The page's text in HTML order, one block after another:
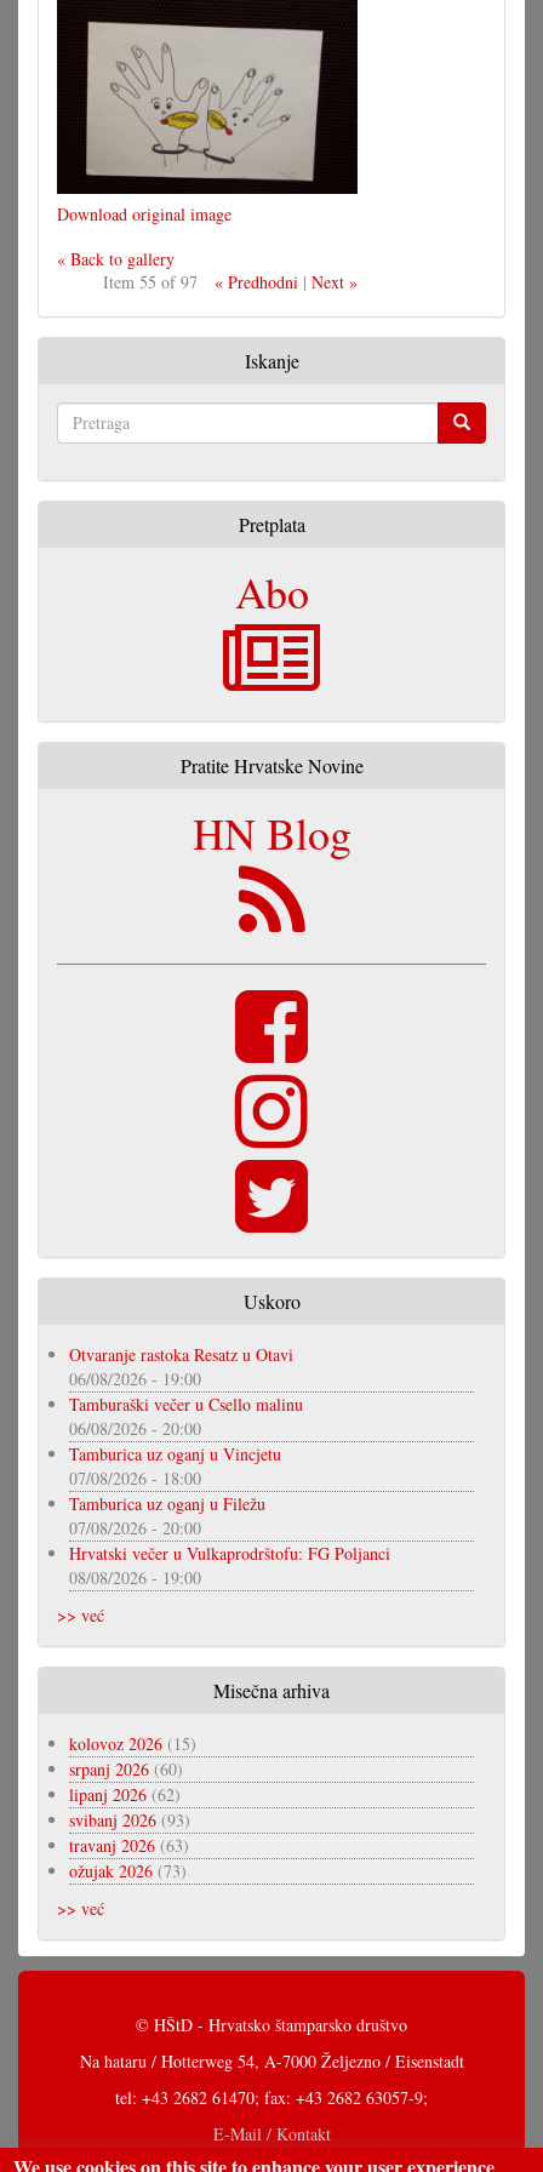
Download original image
« Back to gallery
Item 55 of 97
« Predhodni | Next »
Iskanje
Pretplata
Abo
Pratite Hrvatske Novine
HN Blog
Uskoro
Otvaranje rastoka Resatz u Otavi
06/08/2026 - 19:00
Tamburaški večer u Csello malinu
06/08/2026 - 20:00
Tamburica uz oganj u Vincjetu
07/08/2026 - 18:00
Tamburica uz oganj u Filežu
07/08/2026 - 20:00
Hrvatski večer u Vulkaprodrštofu: FG Poljanci
08/08/2026 - 19:00
>> već
Misečna arhiva
kolovoz 2026 (15)
srpanj 2026 (60)
lipanj 2026 (62)
svibanj 2026 (93)
travanj 2026 (63)
ožujak 2026 (73)
>> već
© HŠtD - Hrvatsko štamparsko društvo
Na hataru / Hotterweg 54, A-7000 Željezno / Eisenstadt
tel: +43 2682 61470; fax: +43 2682 63057-9;
E-Mail / Kontakt